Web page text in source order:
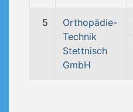
5
Orthopädie-
Technik
Stettnisch
GmbH